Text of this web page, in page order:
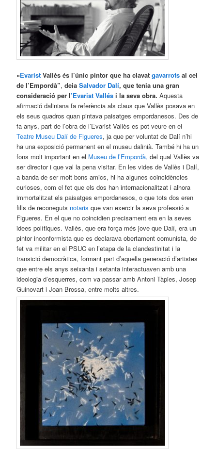
«Evarist Vallès és l’únic pintor que ha clavatgavarrots al cel
de l’Empordà”,deiaSalvador Dalí, que tenia una gran
consideració per l’Evarist Vallés i la seva obra. Aquesta
afirmació daliniana fa referència als claus que Vallès posava en
els seus quadros quan pintava paisatges empordanesos. Des de
fa anys, part de l’obra de l’Evarist Vallès es pot veure en el
Teatre Museu Dalí de Figueres, ja que per voluntat de Dalí n’hi
ha una exposició permanent en el museu dalinià. També hi ha un
fons molt important en el Museu de l’Empordà, del qual Vallès va
ser director i que val la pena visitar. En les vides de Vallès i Dalí,
a banda de ser molt bons amics, hi ha algunes coincidències
curioses, com el fet que els dos han internacionalitzat i alhora
immortalitzat els paisatges empordanesos, o que tots dos eren
fills de reconeguts notaris que van exercir la seva professió a
Figueres. En el que no coincidien precisament era en la seves
idees polítiques. Vallès, que era força més jove que Dalí, era un
pintor inconformista que es declarava obertament comunista, de
fet va militar en el PSUC en l’etapa de la clandestinitat i la
transició democràtica, formant part d’aquella generació d’artistes
que entre els anys seixanta i setanta interactuaven amb una
ideologia d’esquerres, com va passar amb Antoni Tàpies, Josep
Guinovart i Joan Brossa, entre molts altres.